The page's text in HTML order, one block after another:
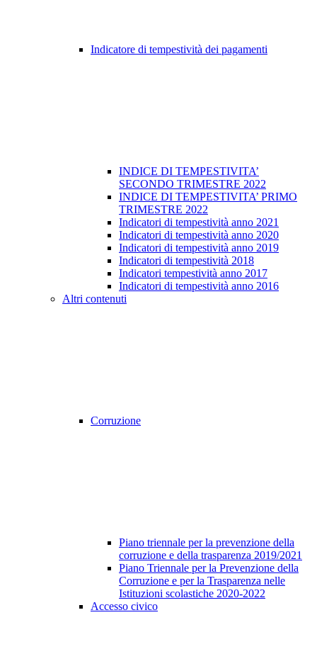
Indicatore di tempestività dei pagamenti
INDICE DI TEMPESTIVITA’
SECONDO TRIMESTRE 2022
INDICE DI TEMPESTIVITA’ PRIMO
TRIMESTRE 2022
Indicatori di tempestività anno 2021
Indicatori di tempestività anno 2020
Indicatori di tempestività anno 2019
Indicatori di tempestività 2018
Indicatori tempestività anno 2017
Indicatori di tempestività anno 2016
Altri contenuti
Corruzione
Piano triennale per la prevenzione della
corruzione e della trasparenza 2019/2021
Piano Triennale per la Prevenzione della
Corruzione e per la Trasparenza nelle
Istituzioni scolastiche 2020-2022
Accesso civico